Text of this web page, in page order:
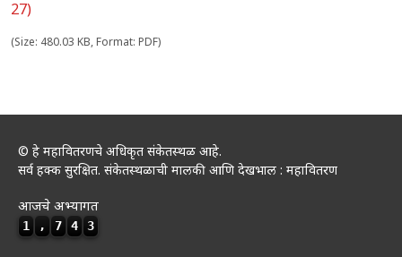
27)
(Size: 480.03 KB, Format: PDF)
© हे महावितरणचे अधिकृत संकेतस्थळ आहे.
सर्व हक्क सुरक्षित. संकेतस्थळाची मालकी आणि देखभाल : महावितरण
आजचे अभ्यागत
1 , 7 4 3